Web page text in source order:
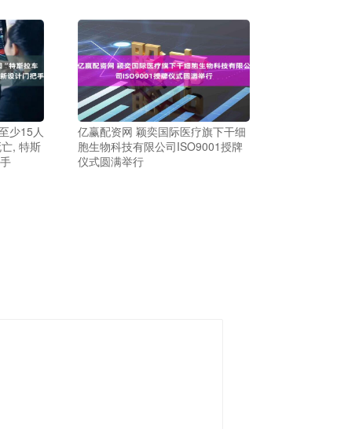
少15人
, 特斯
亿赢配资网 颖奕国际医疗旗下干细
胞生物科技有限公司ISO9001授牌
仪式圆满举行